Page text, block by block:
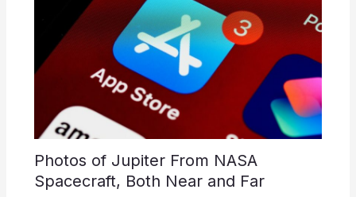
Photos of Jupiter From NASA
Spacecraft, Both Near and Far